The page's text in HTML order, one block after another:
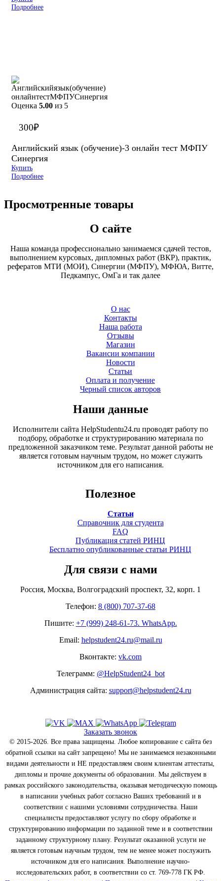
Подробнее
Оценка 5.00 из 5
300₽
Английский язык (обучение)-3 онлайн тест МФПУ
Синергия
Купить
Подробнее
Просмотренные товары
О сайте
Наша команда профессионально занимаемся сдачей тестов,
выполнением курсовых, дипломных работ (ВКР), практик,
рефератов МТИ (МОИ), Синергии (МФПУ), МФЮА, Витте,
Педкампус, ОмГа и так далее
О нас
Контакты
Наша работа
Отзывы
Магазин
Вакансии компании
Новости
Статьи
Оплата и получение
Черный список авторов
Наши данные
Исполнители сайта HelpStudentu24.ru проводят работу по
подбору, обработке и структурированию материала по
предложенной заказчиком теме. Результат данной работы не
является готовым научным трудом, но может служить
источником для его написания.
Полезное
Статьи
Справочник для студента
FAQ
Публикация статей РИНЦ
Бесплатно опубликованные статьи РИНЦ
Для связи с нами
Россия, Москва, Волгоградский проспект, 32, корп. 1
Телефон: 8 (800) 707-37-68
Пишите: +7 (999) 248-61-73. WhatsApp.
Email: helpstudent24.ru@mail.ru
Вконтакте: vk.com
Телеграмм: @HelpStudent24_bot
Администрация сайта: support@helpstudent24.ru
Заказать звонок
© 2015-2026. Все права защищены. Любое копирование с сайта без
обратной ссылки на сайт запрещено! Мы не занимаемся незаконными
видами деятельности и НЕ предоставляем своим клиентам аттестаты,
дипломы и прочие документы об образовании. Мы действуем в
рамках российского законодательства, оказывая методическую помощь
в написании учебных работ согласно Ваших требований и в
соответствии с нашими условиями сотрудничества. Наши
специалисты предоставляют услугу по сбору обработке и
структурированию информации по заданной теме и в соответствии
заданному структурному плану. Результат оказанной услуги не
является готовым научным трудом, тем не менее может послужить
источником для его написания. Выполнение научно-
исследовательских работ, в соответствии со ст. 769-778 ГК РФ.